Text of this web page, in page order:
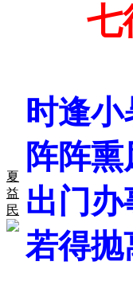
夏
益
民
七
时逢
阵阵
出门
若得抛